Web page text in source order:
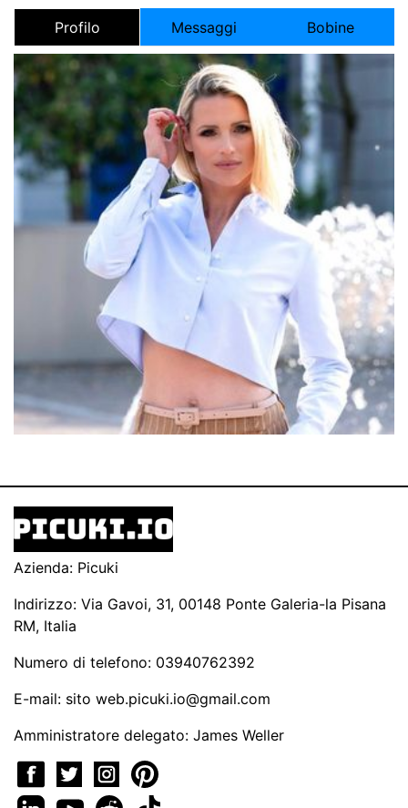
Profilo Messaggi Bobine
Azienda: Picuki
Indirizzo: Via Gavoi, 31, 00148 Ponte Galeria-la Pisana
RM, Italia
Numero di telefono: 03940762392
E-mail: sito web.picuki.io@gmail.com
Amministratore delegato: James Weller